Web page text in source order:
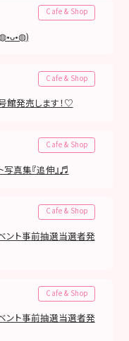
Cafe & Shop
Cafe & Shop
館発売します！♡
Cafe & Shop
真集『追伸』♬
Cafe & Shop
ント事前抽選当選者発
Cafe & Shop
ント事前抽選当選者発